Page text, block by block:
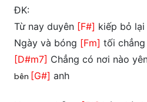
ĐK:
Từ nay duyên [F#] kiếp bỏ lại
Ngày và bóng [Fm] tối
[D#m7] Chẳng có nơi nào
bên [G#] anh